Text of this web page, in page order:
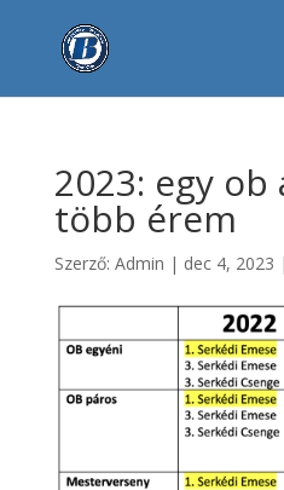
2023: egy ob
több érem
Szerző: Admin | dec 4, 2023 |